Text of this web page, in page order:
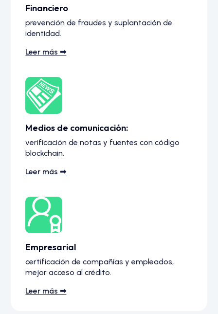
Financiero
prevención de fraudes y suplantación de
identidad.
Leer más ➟
Medios de comunicación:
verificación de notas y fuentes con código
blockchain.
Leer más ➟
Empresarial
certificación de compañías y empleados,
mejor acceso al crédito.
Leer más ➟